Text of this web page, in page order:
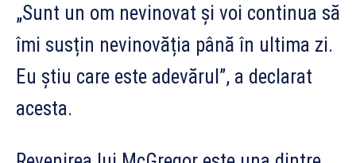
„Sunt un om nevinovat și voi continua să
îmi susțin nevinovăția până în ultima zi.
Eu știu care este adevărul”, a declarat
acesta.